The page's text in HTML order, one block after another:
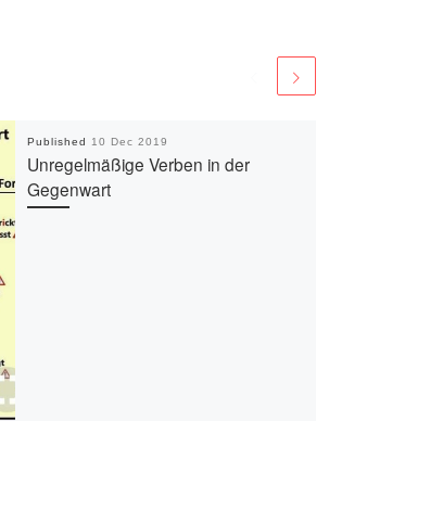
Published 10 Dec 2019
Unregelmäßige Verben in der
Gegenwart